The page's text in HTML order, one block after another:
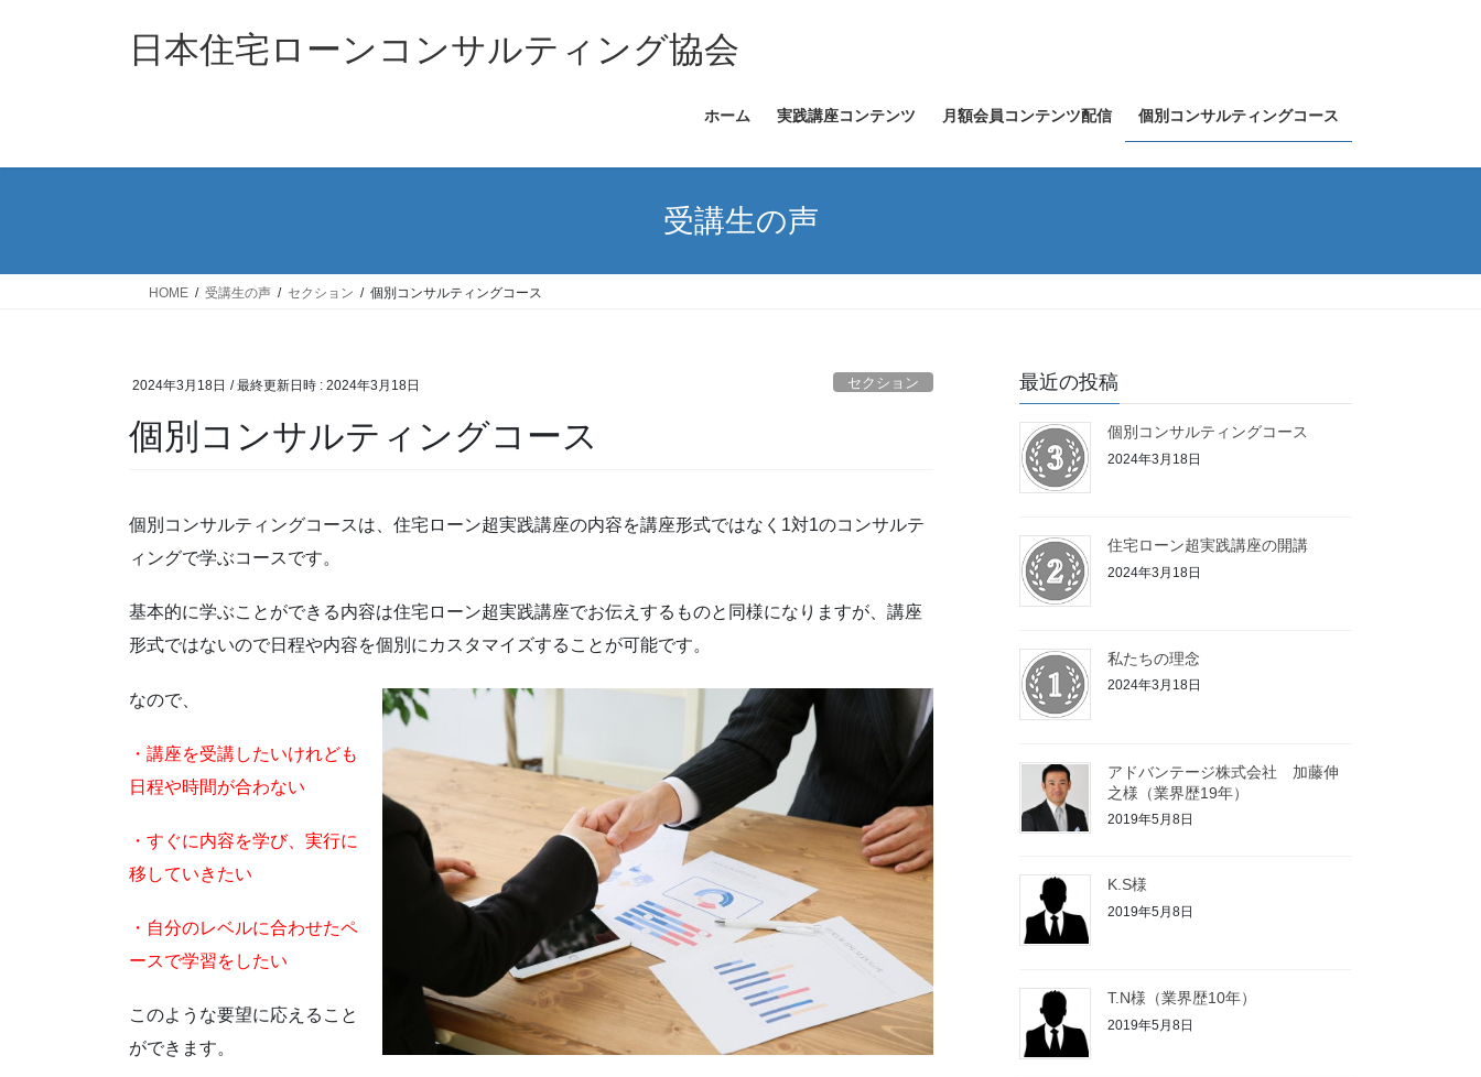
ス
ン
日本住宅ローンコンサルティング協会
ホーム 実践講座コンテンツ 月額会員コンテンツ配信 個別コンサルティングコース
受講生の声
HOME 受講生の声 セクション 個別コンサルティングコース
2024年3月18日 / 最終更新日時 : 2024年3月18日 セクション
個別コンサルティングコース
個別コンサルティングコースは、住宅ローン超実践講座の内容を講座形式ではなく1対1のコンサルテ
ィングで学ぶコースです。
基本的に学ぶことができる内容は住宅ローン超実践講座でお伝えするものと同様になりますが、講座
形式ではないので日程や内容を個別にカスタマイズすることが可能です。
なので、
・講座を受講したいけれども
日程や時間が合わない
・すぐに内容を学び、実行に
移していきたい
・自分のレベルに合わせたペ
ースで学習をしたい
このような要望に応えること
ができます。
最近の投稿
個別コンサルティングコース
2024年3月18日
住宅ローン超実践講座の開講
2024年3月18日
私たちの理念
2024年3月18日
アドバンテージ株式会社 加藤伸
之様（業界歴19年）
2019年5月8日
K.S様
2019年5月8日
T.N様（業界歴10年）
2019年5月8日